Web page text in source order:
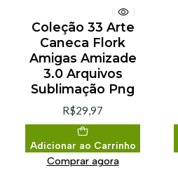
Coleção 33 Arte
Caneca Flork
Amigas Amizade
3.0 Arquivos
Sublimação Png
R$29,97
Adicionar ao Carrinho
Comprar agora